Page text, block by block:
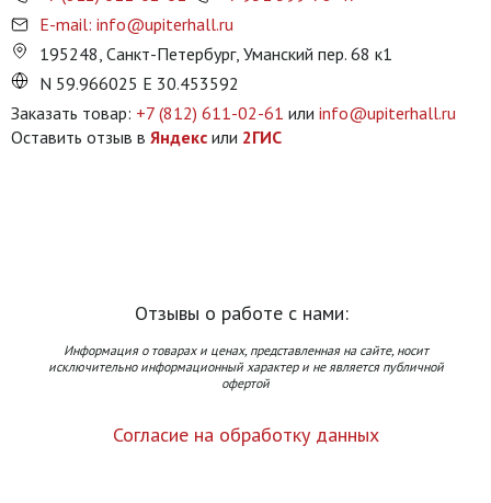
E-mail: info@upiterhall.ru
195248, Санкт-Петербург, Уманский пер. 68 к1
N 59.966025 E 30.453592
Заказать товар: +7 (812) 611-02-61 или info@upiterhall.ru
Оставить отзыв в Яндекс или 2ГИС
Отзывы о работе с нами:
Информация о товарах и ценах, представленная на сайте, носит
исключительно информационный характер и не является публичной
офертой
Согласие на обработку данных